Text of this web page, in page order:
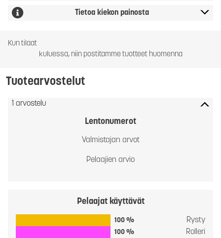
Tietoa kiekon painosta
Kun tilaat
kuluessa, niin postitamme tuotteet huomenna
Tuotearvostelut
1 arvostelu
Lentonumerot
Valmistajan arvot
Pelaajien arvio
Pelaajat käyttävät
100 % Rysty
100 % Rolleri